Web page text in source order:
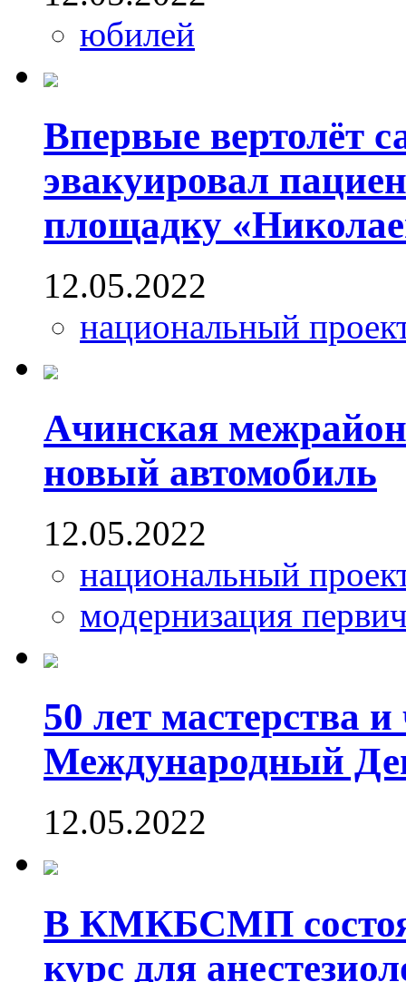
юбилей
Впервые вертолёт
эвакуировал
площадку
12.05.2022
национальный
Ачинская
новый автомобиль
12.05.2022
национальный
модернизация
50 лет мастерства
Международный
12.05.2022
В КМКБСМП
курс для